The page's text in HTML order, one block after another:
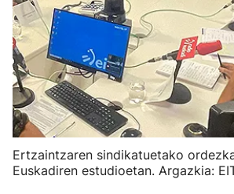
Ertzaintzaren sindikatuetako
Euskadiren estudioetan. Argazkia: